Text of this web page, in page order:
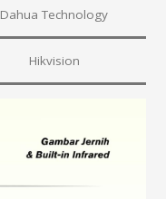
Dahua Technology
Hikvision